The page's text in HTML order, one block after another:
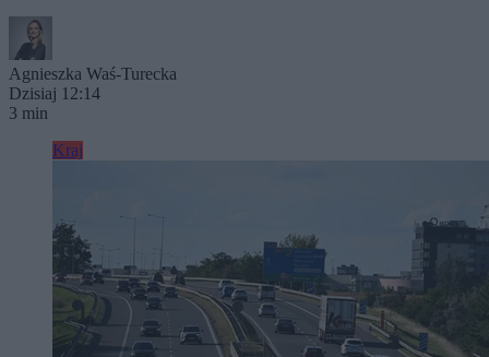
Agnieszka Waś-Turecka
Dzisiaj 12:14
3 min
Kraj